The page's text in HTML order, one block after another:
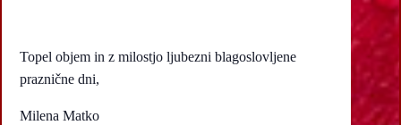
Topel objem in z milostjo ljubezni blagoslovljene
praznične dni,
Milena Matko